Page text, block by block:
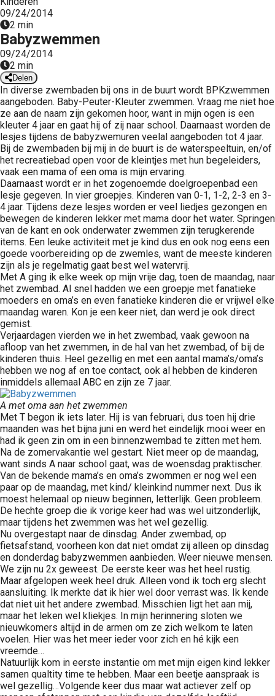
09/24/2014
2 min
Babyzwemmen
09/24/2014
2 min
Delen
In diverse zwembaden bij ons in de buurt wordt BPKzwemmen
aangeboden. Baby-Peuter-Kleuter zwemmen. Vraag me niet hoe
ze aan de naam zijn gekomen hoor, want in mijn ogen is een
kleuter 4 jaar en gaat hij of zij naar school. Daarnaast worden de
lesjes tijdens de babyzwemuren veelal aangeboden tot 4 jaar.
Bij de zwembaden bij mij in de buurt is de waterspeeltuin, en/of
het recreatiebad open voor de kleintjes met hun begeleiders,
vaak een mama of een oma is mijn ervaring.
Daarnaast wordt er in het zogenoemde doelgroepenbad een
lesje gegeven. In vier groepjes. Kinderen van 0-1, 1-2, 2-3 en 3-
4 jaar. Tijdens deze lesjes worden er veel liedjes gezongen en
bewegen de kinderen lekker met mama door het water. Springen
van de kant en ook onderwater zwemmen zijn terugkerende
items. Een leuke activiteit met je kind dus en ook nog eens een
goede voorbereiding op de zwemles, want de meeste kinderen
zijn als je regelmatig gaat best wel watervrij.
Met A ging ik elke week op mijn vrije dag, toen de maandag, naar
het zwembad. Al snel hadden we een groepje met fanatieke
moeders en oma’s en even fanatieke kinderen die er vrijwel elke
maandag waren. Kon je een keer niet, dan werd je ook direct
gemist.
Verjaardagen vierden we in het zwembad, vaak gewoon na
afloop van het zwemmen, in de hal van het zwembad, of bij de
kinderen thuis. Heel gezellig en met een aantal mama’s/oma’s
hebben we nog af en toe contact, ook al hebben de kinderen
inmiddels allemaal ABC en zijn ze 7 jaar.
A met oma aan het zwemmen
Met T begon ik iets later. Hij is van februari, dus toen hij drie
maanden was het bijna juni en werd het eindelijk mooi weer en
had ik geen zin om in een binnenzwembad te zitten met hem.
Na de zomervakantie wel gestart. Niet meer op de maandag,
want sinds A naar school gaat, was de woensdag praktischer.
Van de bekende mama’s en oma’s zwommen er nog wel een
paar op de maandag, met kind/ kleinkind nummer next. Dus ik
moest helemaal op nieuw beginnen, letterlijk. Geen probleem.
De hechte groep die ik vorige keer had was wel uitzonderlijk,
maar tijdens het zwemmen was het wel gezellig.
Nu overgestapt naar de dinsdag. Ander zwembad, op
fietsafstand, voorheen kon dat niet omdat zij alleen op dinsdag
en donderdag babyzwemmen aanbieden. Weer nieuwe mensen.
We zijn nu 2x geweest. De eerste keer was het heel rustig.
Maar afgelopen week heel druk. Alleen vond ik toch erg slecht
aansluiting. Ik merkte dat ik hier wel door verrast was. Ik kende
dat niet uit het andere zwembad. Misschien ligt het aan mij,
maar het leken wel kliekjes. In mijn herinnering sloten we
nieuwkomers altijd in de armen om ze zich welkom te laten
voelen. Hier was het meer ieder voor zich en hé kijk een
vreemde…
Natuurlijk kom in eerste instantie om met mijn eigen kind lekker
samen qualtity time te hebben. Maar een beetje aanspraak is
wel gezellig…Volgende keer dus maar wat actiever zelf op
de
Hierdoor
website-
van